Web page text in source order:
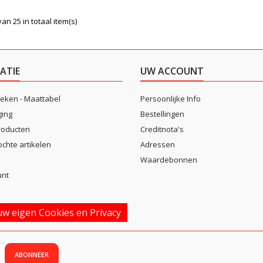
25 in totaal item(s)
- Maattabel
artikelen
UW ACCOUNT
Persoonlijke Info
Bestellingen
Creditnota's
Adressen
Waardebonnen
eigen Cookies en Privacy